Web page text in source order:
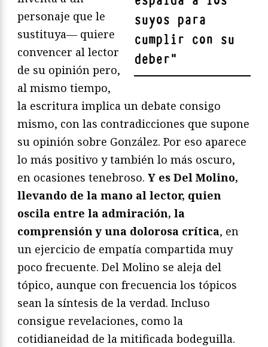
suyos para
cumplir con su
deber"
personaje que le
sustituya— quiere
convencer al lector
de su opinión pero,
al mismo tiempo,
la escritura implica un debate consigo
mismo, con las contradicciones que supone
su opinión sobre González. Por eso aparece
lo más positivo y también lo más oscuro,
en ocasiones tenebroso. Y es Del Molino,
llevando de la mano al lector, quien
oscila entre la admiración, la
comprensión y una dolorosa crítica, en
un ejercicio de empatía compartida muy
poco frecuente. Del Molino se aleja del
tópico, aunque con frecuencia los tópicos
sean la síntesis de la verdad. Incluso
consigue revelaciones, como la
cotidianeidad de la mitificada bodeguilla.